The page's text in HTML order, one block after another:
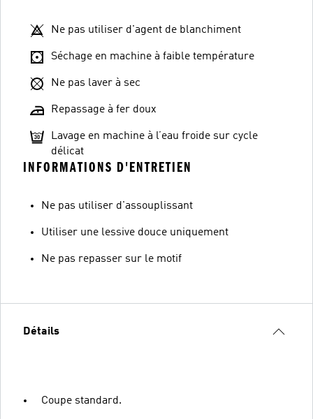
Ne pas utiliser d'agent de blanchiment
Séchage en machine à faible température
Ne pas laver à sec
Repassage à fer doux
Lavage en machine à l’eau froide sur cycle
délicat
INFORMATIONS D'ENTRETIEN
Ne pas utiliser d'assouplissant
Utiliser une lessive douce uniquement
Ne pas repasser sur le motif
Détails
Coupe standard.